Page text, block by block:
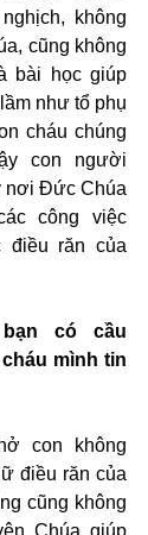
không
cũng không
bài học giúp
như tổ phụ
cháu chúng
con người
nơi Đức Chúa
công việc
điều răn của
có cầu
mình tin
con không
điều răn của
cũng không
Chúa giúp